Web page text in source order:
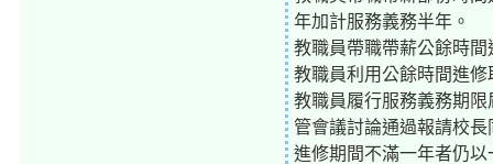
年加計服務義務半年。
教職員帶職帶薪公餘時
教職員利用公餘時間進
教職員履行服務義務期
管會議討論通過報請校
進修期間不滿一年者仍